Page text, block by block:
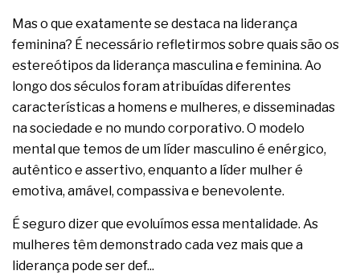
Mas o que exatamente se destaca na liderança
feminina? É necessário refletirmos sobre quais são os
estereótipos da liderança masculina e feminina. Ao
longo dos séculos foram atribuídas diferentes
características a homens e mulheres, e disseminadas
na sociedade e no mundo corporativo. O modelo
mental que temos de um líder masculino é enérgico,
autêntico e assertivo, enquanto a líder mulher é
emotiva, amável, compassiva e benevolente.
É seguro dizer que evoluímos essa mentalidade. As
mulheres têm demonstrado cada vez mais que a
liderança pode ser def...